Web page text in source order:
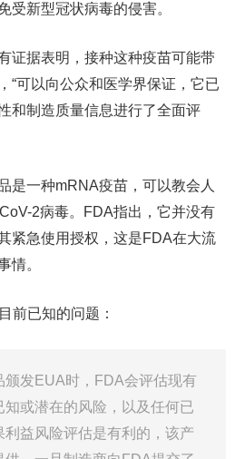
受新型冠状病毒的侵害。
证据表明，接种这种疫苗可能带
“可以向公众和医学界保证，它已
和制造质量信息进行了全面评
是一种mRNA疫苗，可以教会人
2病毒。FDA指出，它并没有
紧急使用授权，这是FDA在大流
情。
前已知的问题：
颁发EUA时，FDA会评估现有
或潜在的风险，以及任何已
益风险评估是有利的，该产